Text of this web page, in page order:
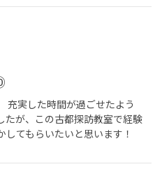
充実した時間が過ごせたよう
たが、この古都探訪教室で経験
てもらいたいと思います！